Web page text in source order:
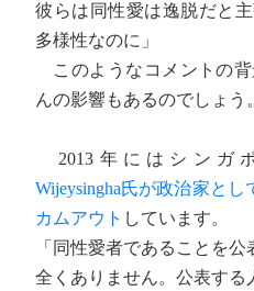
彼らは同性愛は逸脱だと
多様性なのに」
このようなコメントの背
んの影響もあるのでしょう。
2013年にはシンガ
Wijeysingha氏が政治家と
カムアウト しています。
「同性愛者であることを
全くありません。公表する